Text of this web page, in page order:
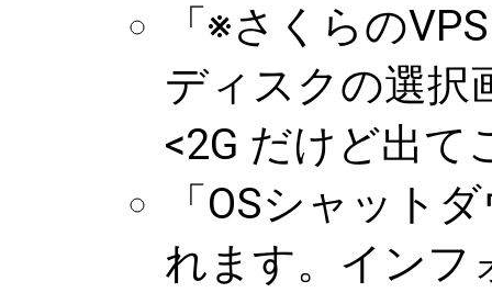
「※さくらの
ディスクの選択
<2G だけど出て
「OSシャット
れます。インフ